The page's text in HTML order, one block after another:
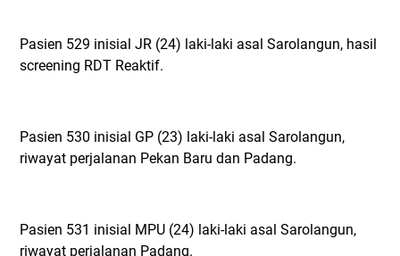
Pasien 529 inisial JR (24) laki-laki asal Sarolangun, hasil
screening RDT Reaktif.
Pasien 530 inisial GP (23) laki-laki asal Sarolangun,
riwayat perjalanan Pekan Baru dan Padang.
Pasien 531 inisial MPU (24) laki-laki asal Sarolangun,
riwayat perjalanan Padang.